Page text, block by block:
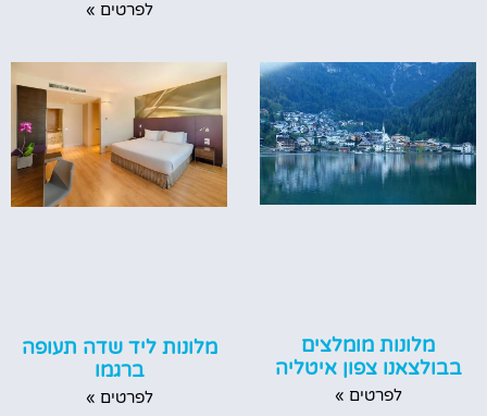
לפרטים »
מלונות מומלצים
בבולצאנו צפון איטליה
לפרטים »
מלונות ליד שדה תעופה
ברגמו
לפרטים »